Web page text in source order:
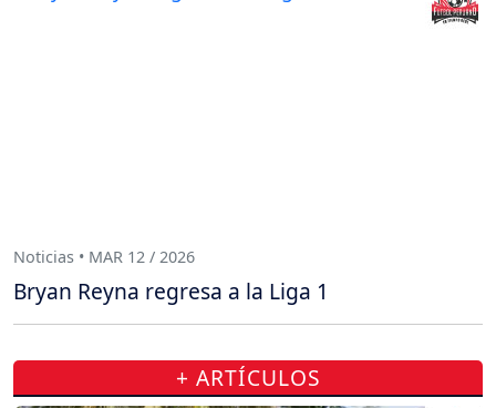
Noticias • MAR 12 / 2026
Bryan Reyna regresa a la Liga 1
+ ARTÍCULOS